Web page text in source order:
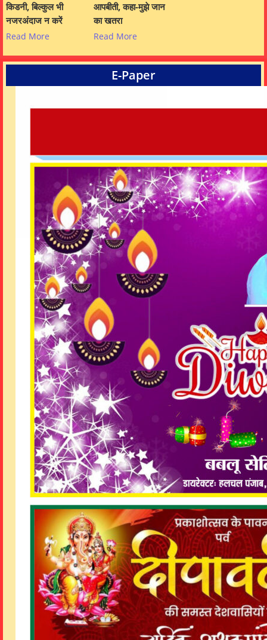
किडनी, बिल्कुल भी
नजरअंदाज न करें
Read More
आपबीती, कहा-मुझे जान
का खतरा
Read More
E-Paper